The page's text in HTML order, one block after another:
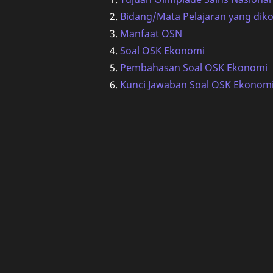
Bidang/Mata Pelajaran yang
Manfaat OSN
Soal OSK Ekonomi
Pembahasan Soal OSK Ekonomi
Kunci Jawaban Soal OSK Ekonomi